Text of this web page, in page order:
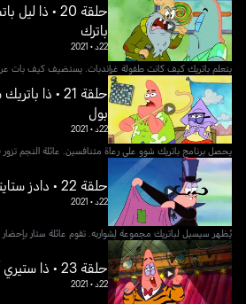
حلقة 20 • ذا
باترك
22د •
2021
يتعلم باتريك كيف كانت طفولة غراندبات. يستضيف كيف بات
حلقة 21 • ذا
بول
22د •
2021
يحصل برنامج باتريك شوو على رعاة متنافسين. عائلة النجم تزور
حلقة 22 • دادز ستايتش ستاش/ إي روت غالوت
22د •
2021
يُظهر سيسيل لباتريك مجموعة لِشواربه. تقوم عائلة ستار بإحضار
حلقة 23 • ذا ستيري أواردز/ بيوربسغيفينغ
22د •
2021